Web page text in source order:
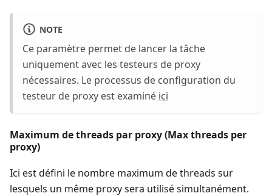
NOTE
Ce paramètre permet de lancer la tâche
uniquement avec les testeurs de proxy
nécessaires. Le processus de configuration du
testeur de proxy est examiné ici
Maximum de threads par proxy (Max threads per
proxy)
Ici est défini le nombre maximum de threads sur
lesquels un même proxy sera utilisé simultanément.